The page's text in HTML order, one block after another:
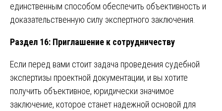
единственным способом обеспечить объективность и
доказательственную силу экспертного заключения.
Раздел 16: Приглашение к сотрудничеству
Если перед вами стоит задача проведения судебной
экспертизы проектной документации, и вы хотите
получить объективное, юридически значимое
заключение, которое станет надежной основой для